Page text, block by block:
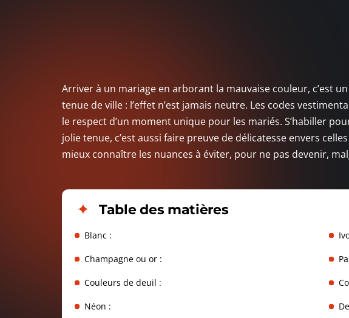
Arriver à un mariage en arborant la mauvaise couleur, c’est
tenue de ville : l’effet n’est jamais neutre. Les codes
le respect d’un moment unique pour les mariés. S’habiller
jolie tenue, c’est aussi faire preuve de délicatesse envers
mieux connaître les nuances à éviter, pour ne pas devenir,
Table des matières
Blanc :
Champagne ou or :
Couleurs de deuil :
Néon :